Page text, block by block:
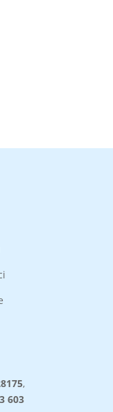
,
603